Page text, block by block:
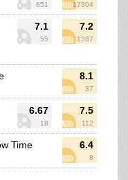
651 17304
7.1
55
7.2
1387
8.1
37
6.67
18
7.5
112
6.4
8
Time